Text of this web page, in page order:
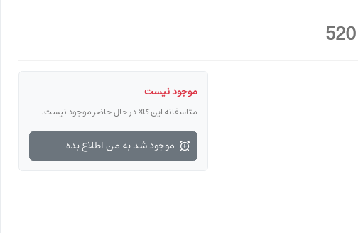
موجود نیست
متاسفانه این کالا در حال حاضر موجود نیست.
موجود شد به من اطلاع بده